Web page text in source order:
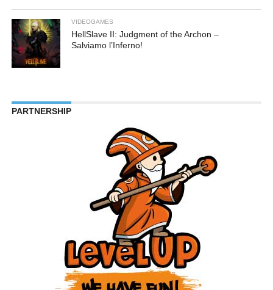
VIDEOGAMES
HellSlave II: Judgment of the Archon –
Salviamo l’Inferno!
PARTNERSHIP